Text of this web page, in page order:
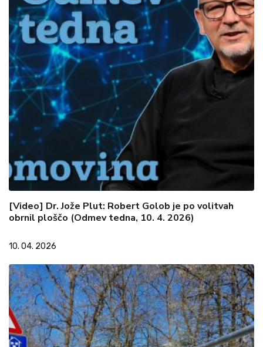
[Video] Dr. Jože Plut: Robert Golob je po volitvah
obrnil ploščo (Odmev tedna, 10. 4. 2026)
10. 04. 2026